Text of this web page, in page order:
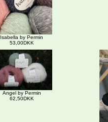
Isabella by Permin
53,00DKK
Angel by Permin
62,50DKK